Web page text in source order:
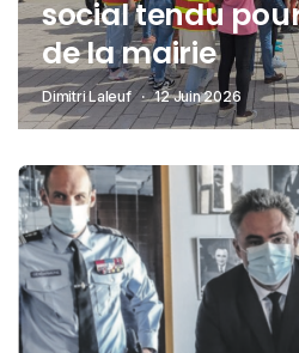
social tendu
de la mairie
Dimitri Laleuf 12 Juin 2026